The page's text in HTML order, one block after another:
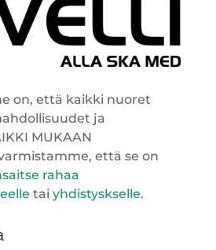
on, että kaikki nuoret
ja
MUKAAN
että se on
rahaa
tai yhdistyskselle.